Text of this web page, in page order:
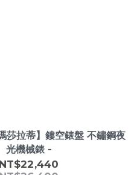
莎拉蒂】鏤空錶盤 不鏽鋼夜
光機械錶 -
NT$22,440